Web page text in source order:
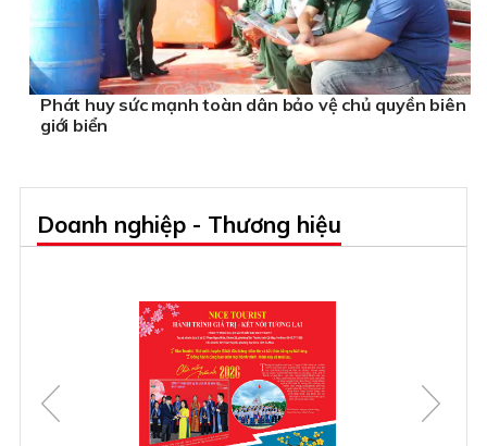
Phát huy sức mạnh toàn dân bảo vệ chủ quyền biên
giới biển
Doanh nghiệp - Thương hiệu